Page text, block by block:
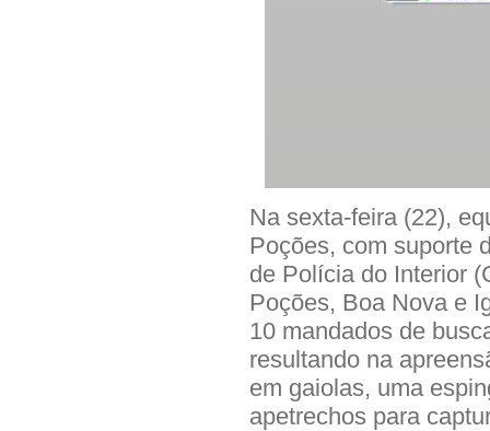
Na sexta-feira (22),
Poções, com suporte
de Polícia do Interior
Poções, Boa Nova e
10 mandados de
resultando na
em gaiolas, uma
apetrechos para